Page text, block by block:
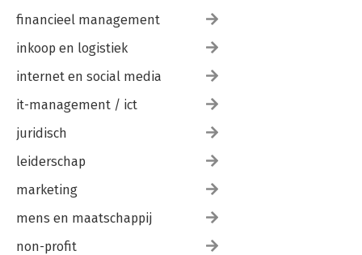
financieel management
inkoop en logistiek
internet en social media
it-management / ict
juridisch
leiderschap
marketing
mens en maatschappij
non-profit